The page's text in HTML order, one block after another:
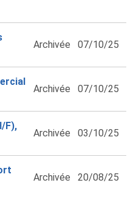
Archivée 07/10/25
Archivée 07/10/25
F),
Archivée 03/10/25
Archivée 20/08/25